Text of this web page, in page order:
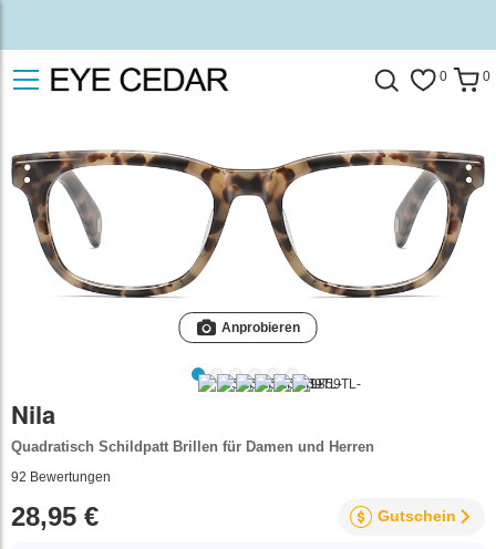
0 0
Anprobieren
Nila
Quadratisch Schildpatt Brillen für Damen und Herren
92 Bewertungen
28,95 € Gutschein